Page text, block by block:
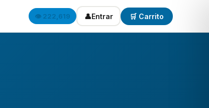
👁️ 222,619 👤Entrar 🛒 Carrito